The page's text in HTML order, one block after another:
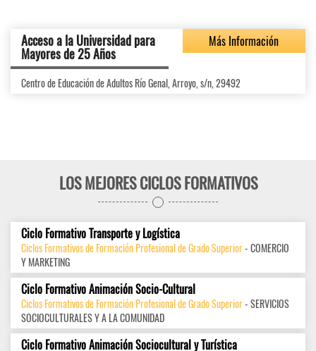
Acceso a la Universidad para
Mayores de 25 Años
Más Información
Centro de Educación de Adultos Río Genal, Arroyo, s/n, 29492
LOS MEJORES CICLOS FORMATIVOS
Ciclo Formativo Transporte y Logística
Ciclos Formativos de Formación Profesional de Grado Superior- COMERCIO
Y MARKETING
Ciclo Formativo Animación Socio-Cultural
Ciclos Formativos de Formación Profesional de Grado Superior- SERVICIOS
SOCIOCULTURALES Y A LA COMUNIDAD
Ciclo Formativo Animación Sociocultural y Turística